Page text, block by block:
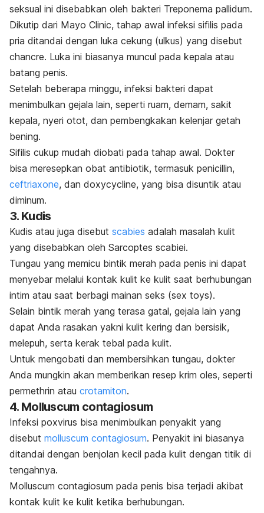
seksual ini disebabkan oleh bakteri Treponema pallidum.
Dikutip dari Mayo Clinic, tahap awal infeksi sifilis pada
pria ditandai dengan luka cekung (ulkus) yang disebut
chancre. Luka ini biasanya muncul pada kepala atau
batang penis.
Setelah beberapa minggu, infeksi bakteri dapat
menimbulkan gejala lain, seperti ruam, demam, sakit
kepala, nyeri otot, dan pembengkakan kelenjar getah
bening.
Sifilis cukup mudah diobati pada tahap awal. Dokter
bisa meresepkan obat antibiotik, termasuk penicillin,
ceftriaxone, dan doxycycline, yang bisa disuntik atau
diminum.
3. Kudis
Kudis atau juga disebut scabies adalah masalah kulit
yang disebabkan oleh Sarcoptes scabiei.
Tungau yang memicu bintik merah pada penis ini dapat
menyebar melalui kontak kulit ke kulit saat berhubungan
intim atau saat berbagi mainan seks (sex toys).
Selain bintik merah yang terasa gatal, gejala lain yang
dapat Anda rasakan yakni kulit kering dan bersisik,
melepuh, serta kerak tebal pada kulit.
Untuk mengobati dan membersihkan tungau, dokter
Anda mungkin akan memberikan resep krim oles, seperti
permethrin atau crotamiton.
4. Molluscum contagiosum
Infeksi poxvirus bisa menimbulkan penyakit yang
disebut molluscum contagiosum. Penyakit ini biasanya
ditandai dengan benjolan kecil pada kulit dengan titik di
tengahnya.
Molluscum contagiosum pada penis bisa terjadi akibat
kontak kulit ke kulit ketika berhubungan.